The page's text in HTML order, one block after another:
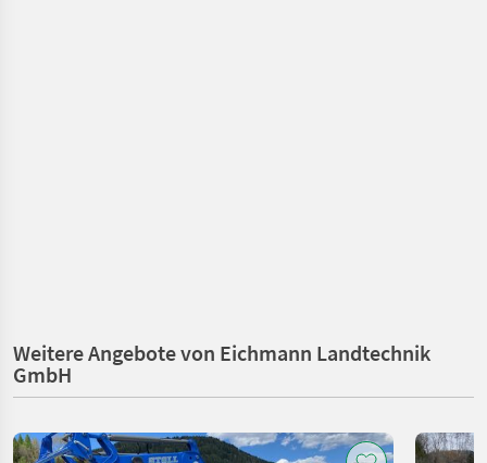
Weitere Angebote von Eichmann Landtechnik
GmbH